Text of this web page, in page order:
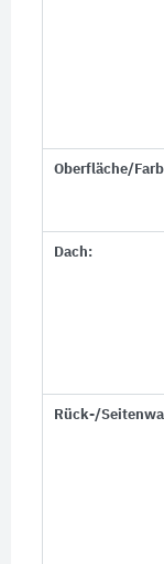
Oberfläche/
Dach:
Rück-/